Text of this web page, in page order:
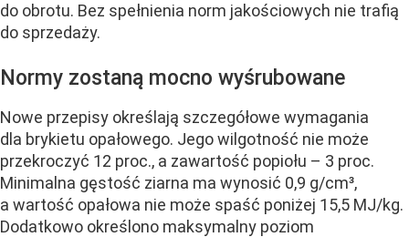
do obrotu. Bez spełnienia norm jakościowych nie trafią
do sprzedaży.
Normy zostaną mocno wyśrubowane
Nowe przepisy określają szczegółowe wymagania
dla brykietu opałowego. Jego wilgotność nie może
przekroczyć 12 proc., a zawartość popiołu – 3 proc.
Minimalna gęstość ziarna ma wynosić 0,9 g/cm³,
a wartość opałowa nie może spaść poniżej 15,5 MJ/kg.
Dodatkowo określono maksymalny poziom